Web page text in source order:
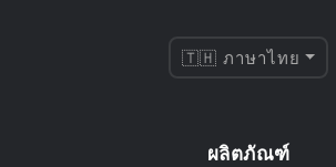
🇹🇭 ภาษาไทย
ผลิตภัณฑ์